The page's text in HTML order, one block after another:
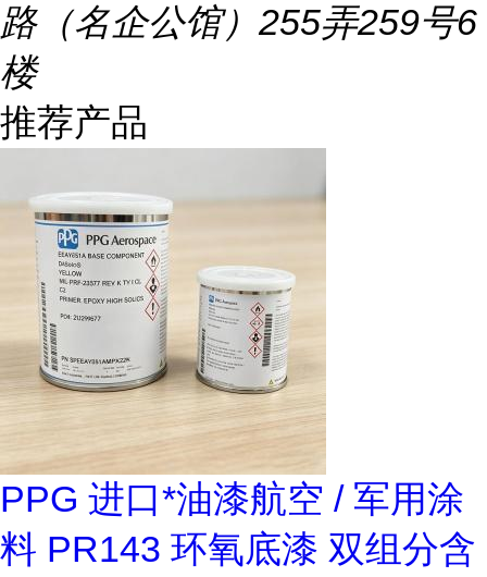
路（名企公馆）255弄259号6
楼
推荐产品
PPG 进口*油漆航空 / 军用涂
料 PR143 环氧底漆 双组分含